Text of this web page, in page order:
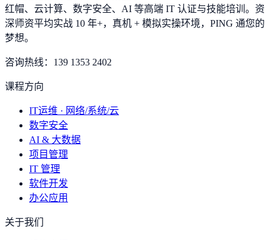
红帽、云计算、数字安全、AI 等高端 IT 认证与技能培训。资
深师资平均实战 10 年+，真机 + 模拟实操环境， PING 通您的
梦想。
咨询热线： 139 1353 2402
课程方向
IT运维 · 网络/系统/云
数字安全
AI & 大数据
项目管理
IT 管理
软件开发
办公应用
关于我们